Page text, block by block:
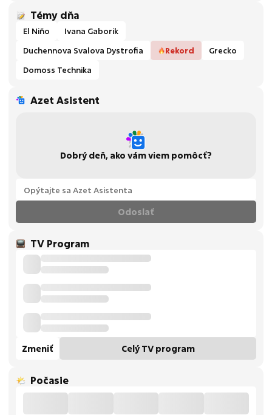
Témy dňa
El Niño
Ivana Gaborik
Duchennova Svalova Dystrofia
Rekord
Grecko
Domoss Technika
Azet Asistent
Dobrý deň, ako vám viem pomôcť?
Odoslať
TV Program
Zmeniť Celý TV program
Počasie